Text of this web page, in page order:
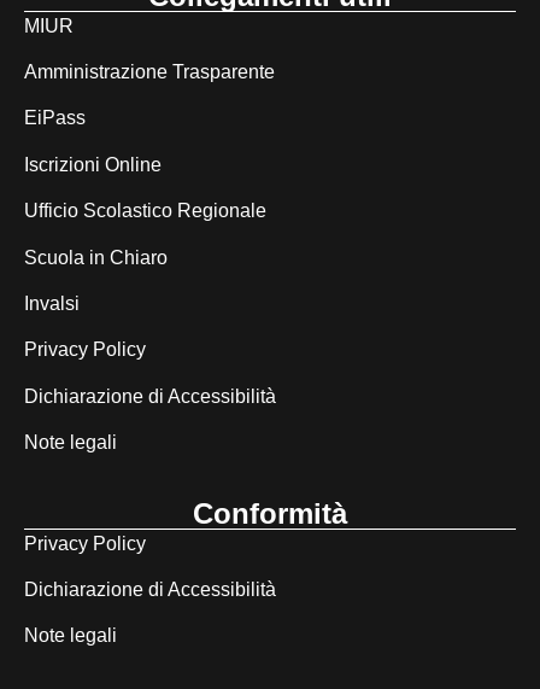
MIUR
Amministrazione Trasparente
EiPass
Iscrizioni Online
Ufficio Scolastico Regionale
Scuola in Chiaro
Invalsi
Privacy Policy
Dichiarazione di Accessibilità
Note legali
Conformità
Privacy Policy
Dichiarazione di Accessibilità
Note legali